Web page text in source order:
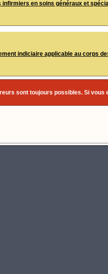
infirmiers en soins généraux et
indiciaire applicable au corps
sont toujours possibles. Si